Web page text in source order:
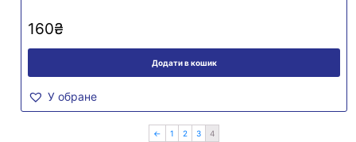
160₴
Додати в кошик
У обране
← 1 2 3 4